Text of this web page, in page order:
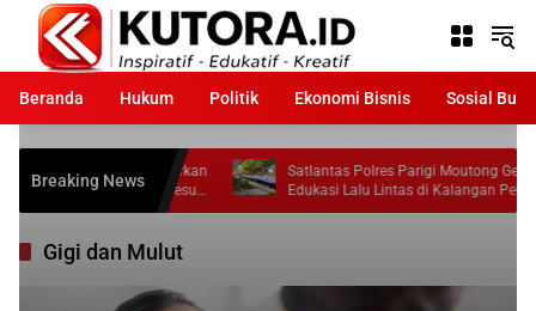
Langsung
konten
Beranda
Hukum Politik Ekonomi Bisnis Sosial
Breaking News
Laporkan
Tidak Sesuai
Satlantas Polres Parigi Moutong Gencarkan
Edukasi Lalu Lintas di Kalangan Pelajar
Gigi dan Mulut